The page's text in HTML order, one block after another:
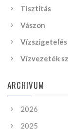
Tisztítás
Vászon
Vízszigetelés
Vízvezeték
ARCHIVUM
2026
2025